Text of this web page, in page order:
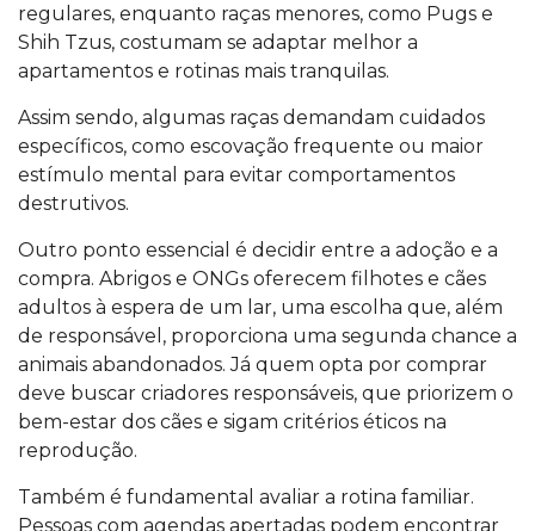
regulares, enquanto raças menores, como Pugs e
Shih Tzus, costumam se adaptar melhor a
apartamentos e rotinas mais tranquilas.
Assim sendo, algumas raças demandam cuidados
específicos, como escovação frequente ou maior
estímulo mental para evitar comportamentos
destrutivos.
Outro ponto essencial é decidir entre a adoção e a
compra. Abrigos e ONGs oferecem filhotes e cães
adultos à espera de um lar, uma escolha que, além
de responsável, proporciona uma segunda chance a
animais abandonados.Já quem opta por comprar
deve buscar criadores responsáveis, que priorizem o
bem-estar dos cães e sigam critérios éticos na
reprodução.
Também é fundamental avaliar a rotina familiar.
Pessoas com agendas apertadas podem encontrar